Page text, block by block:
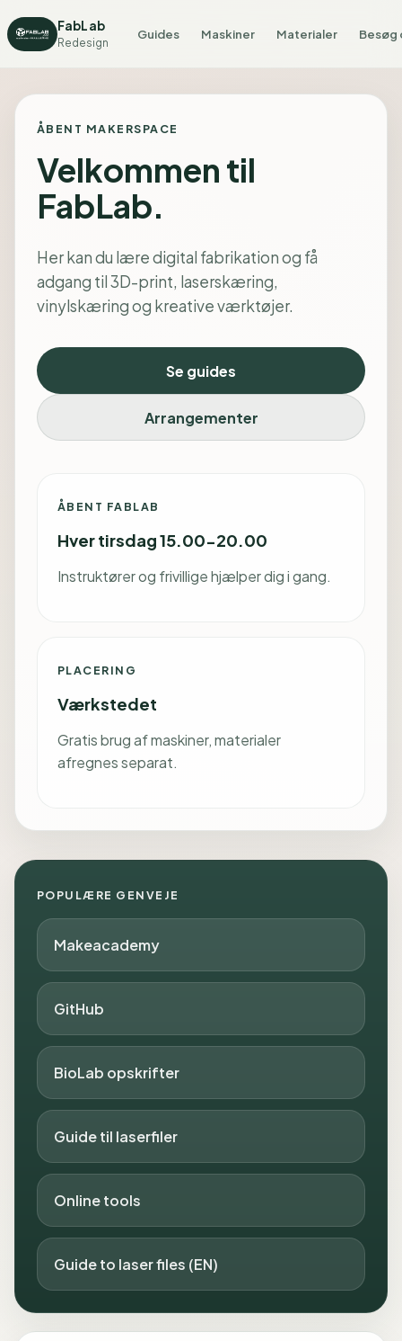
FabLab
Redesign
Guides Maskiner Materialer Besøg
ÅBENT MAKERSPACE
Velkommen til
FabLab.
Her kan du lære digital fabrikation og få
adgang til 3D-print, laserskæring,
vinylskæring og kreative værktøjer.
Se guides
Arrangementer
ÅBENT FABLAB
Hver tirsdag 15.00-20.00
Instruktører og frivillige hjælper dig i gang.
PLACERING
Værkstedet
Gratis brug af maskiner, materialer
afregnes separat.
POPULÆRE GENVEJE
Makeacademy
GitHub
BioLab opskrifter
Guide til laserfiler
Online tools
Guide to laser files (EN)